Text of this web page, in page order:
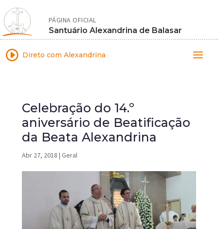
PÁGINA OFICIAL
Santuário Alexandrina de Balasar
I Direto com Alexandrina
Celebração do 14.º
aniversário de Beatificação
da Beata Alexandrina
Abr 27, 2018 | Geral